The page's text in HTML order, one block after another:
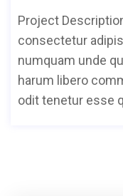
Project
consectetur
numquam unde
harum libero
odit tenetur esse